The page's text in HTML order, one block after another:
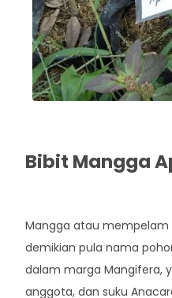
Bibit Mangga
Mangga atau mempelam
demikian pula nama
dalam marga Mangifera,
anggota, dan suku